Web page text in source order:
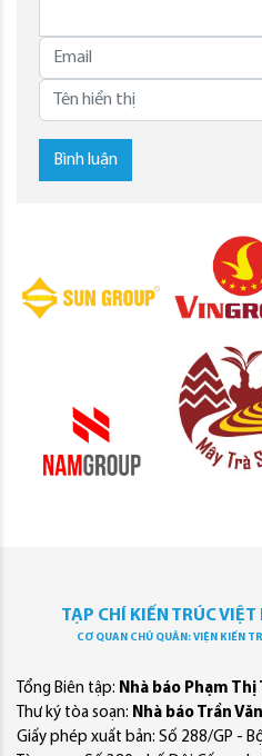
Bình luận
TẠP CHÍ KIẾN TRÚC
CƠ QUAN CHỦ QUẢN: VIỆN KIẾN
Tổng Biên tập: Nhà báo Phạm
Thư ký tòa soạn: Nhà báo Trần
Giấy phép xuất bản: Số 288/GP -